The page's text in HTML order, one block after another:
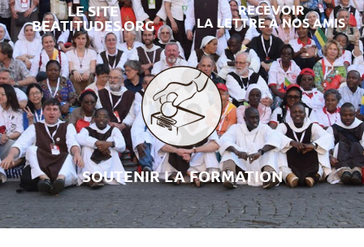
LE SITE
BEATITUDES.ORG
RECEVOIR
LA LETTRE À NOS AMIS
SOUTENIR LA FORMATION